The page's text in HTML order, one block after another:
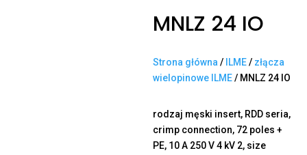
MNLZ 24 IO
Strona główna / ILME/ złącza
wielopinowe ILME/ MNLZ 24 IO
rodzaj męski insert, RDD seria,
crimp connection, 72 poles +
PE, 10 A 250 V 4 kV 2, size